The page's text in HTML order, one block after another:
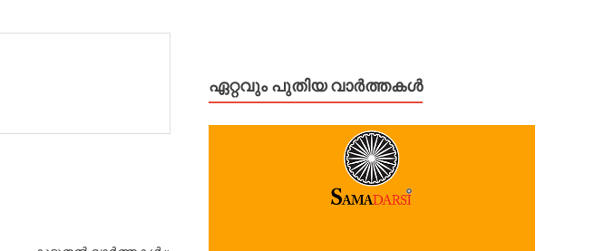
ഏറ്റവും പുതിയ വാർത്തകൾ